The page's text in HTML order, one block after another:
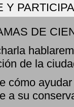
Y
DE
de la
cómo
a su